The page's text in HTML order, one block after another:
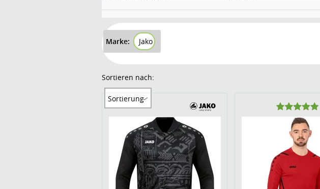
Marke: Jako
Sortieren nach:
Sortierung